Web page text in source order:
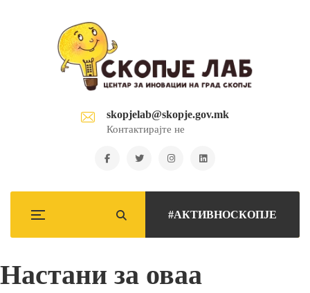
skopjelab@skopje.gov.mk
Контактирајте не
#АКТИВНОСКОПЈЕ
Настани за оваа